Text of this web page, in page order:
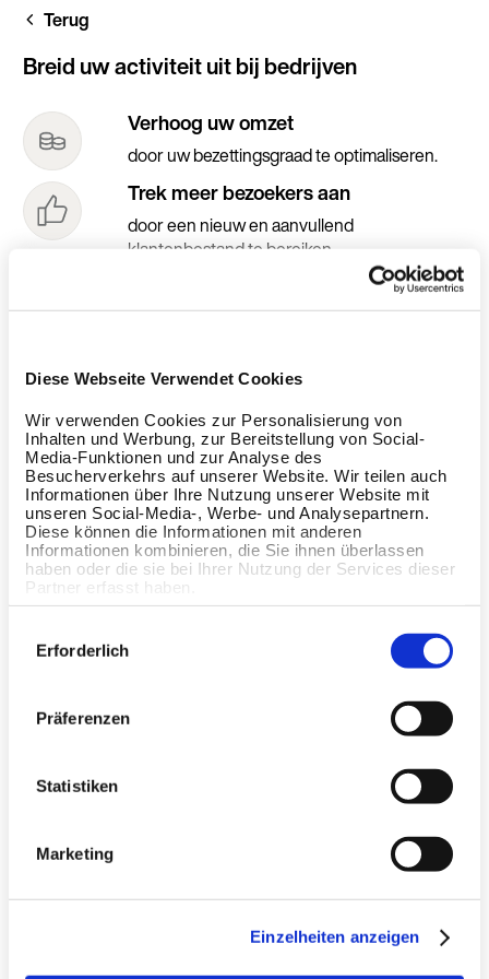
Diese Webseite Verwendet Cookies
Wir verwenden Cookies zur Personalisierung von
Inhalten und Werbung, zur Bereitstellung von Social-
Media-Funktionen und zur Analyse des
Besucherverkehrs auf unserer Website. Wir teilen auch
Informationen über Ihre Nutzung unserer Website mit
unseren Social-Media-, Werbe- und Analysepartnern.
Diese können die Informationen mit anderen
Informationen kombinieren, die Sie ihnen überlassen
haben oder die sie bei Ihrer Nutzung der Services dieser
Partner erfasst haben.
Erforderlich
Präferenzen
Statistiken
Marketing
Einzelheiten anzeigen
Overslaan
inhoud
Terug
Breid uw activiteit uit bij bedrijven
Verhoog uw omzet
door uw bezettingsgraad te optimaliseren.
Trek meer bezoekers aan
door een nieuw en aanvullend
klantenbestand te bereiken.
door te genieten van onze communicatie-